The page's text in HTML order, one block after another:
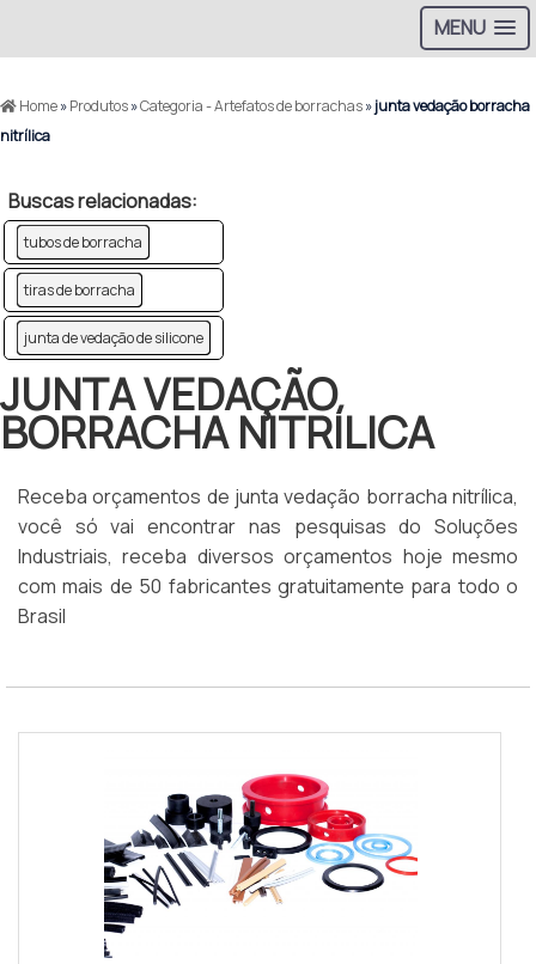
MENU
Home»Produtos»Categoria - Artefatos de borrachas»junta vedação borracha
nitrílica
Buscas relacionadas:
tubos de borracha
tiras de borracha
junta de vedação de silicone
JUNTA VEDAÇÃO
BORRACHA NITRÍLICA
Receba orçamentos de junta vedação borracha nitrílica,
você só vai encontrar nas pesquisas do Soluções
Industriais, receba diversos orçamentos hoje mesmo
com mais de 50 fabricantes gratuitamente para todo o
Brasil